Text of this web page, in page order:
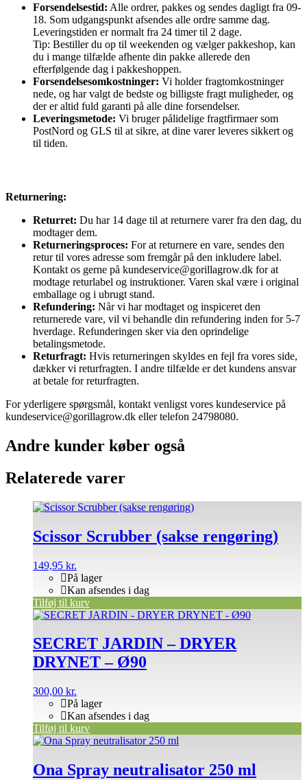
Forsendelsestid: Alle ordrer, pakkes og sendes dagligt fra 09-
18. Som udgangspunkt afsendes alle ordre samme dag.
Leveringstiden er normalt fra 24 timer til 2 dage.
Tip: Bestiller du op til weekenden og vælger pakkeshop, kan
du i mange tilfælde afhente din pakke allerede den
efterfølgende dag i pakkeshoppen.
Forsendelsesomkostninger: Vi holder fragtomkostninger
nede, og har valgt de bedste og billigste fragt muligheder, og
der er altid fuld garanti på alle dine forsendelser.
Leveringsmetode: Vi bruger pålidelige fragtfirmaer som
PostNord og GLS til at sikre, at dine varer leveres sikkert og
til tiden.
Returnering:
Returret: Du har 14 dage til at returnere varer fra den dag, du
modtager dem.
Returneringsproces: For at returnere en vare, sendes den
retur til vores adresse som fremgår på den inkludere label.
Kontakt os gerne på kundeservice@gorillagrow.dk for at
modtage returlabel og instruktioner. Varen skal være i original
emballage og i ubrugt stand.
Refundering: Når vi har modtaget og inspiceret den
returnerede vare, vil vi behandle din refundering inden for 5-7
hverdage. Refunderingen sker via den oprindelige
betalingsmetode.
Returfragt: Hvis returneringen skyldes en fejl fra vores side,
dækker vi returfragten. I andre tilfælde er det kundens ansvar
at betale for returfragten.
For yderligere spørgsmål, kontakt venligst vores kundeservice på
kundeservice@gorillagrow.dk eller telefon 24798080.
Andre kunder køber også
Relaterede varer
Scissor Scrubber (sakse rengøring)
149,95 kr.
På lager
Kan afsendes i dag
Tilføj til kurv
SECRET JARDIN – DRYER
DRYNET – Ø90
300,00 kr.
På lager
Kan afsendes i dag
Tilføj til kurv
Ona Spray neutralisator 250 ml